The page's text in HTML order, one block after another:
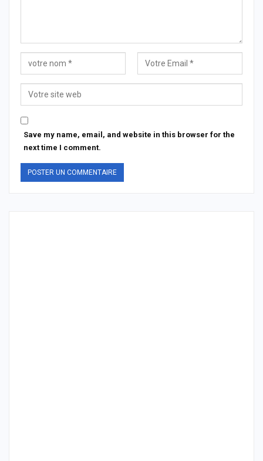
Save my name, email, and website in this browser for the
next time I comment.